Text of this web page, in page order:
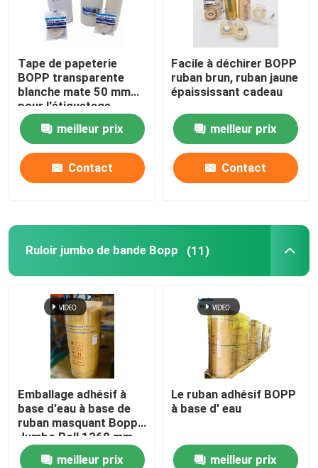
Ruban adhésif de protection
Tape de papeterie
BOPP transparente
blanche mate 50 mm
pour l'étiquetage
meilleur prix
Contact
Facile à déchirer BOPP
ruban brun, ruban jaune
épaississant cadeau
meilleur prix
Contact
Ruloir jumbo de bande Bopp (11)
Emballage adhésif à
base d'eau à base de
ruban masquant Bopp
Jumbo Roll 1260 mm
de largeur
meilleur prix
Le ruban adhésif BOPP
à base d' eau
meilleur prix